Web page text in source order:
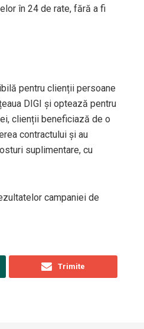
în 24 de rate, fără a fi
pentru clienții persoane
DIGI și optează pentru
clienții beneficiază de o
contractului și au
suplimentare, cu
campaniei de
Trimite